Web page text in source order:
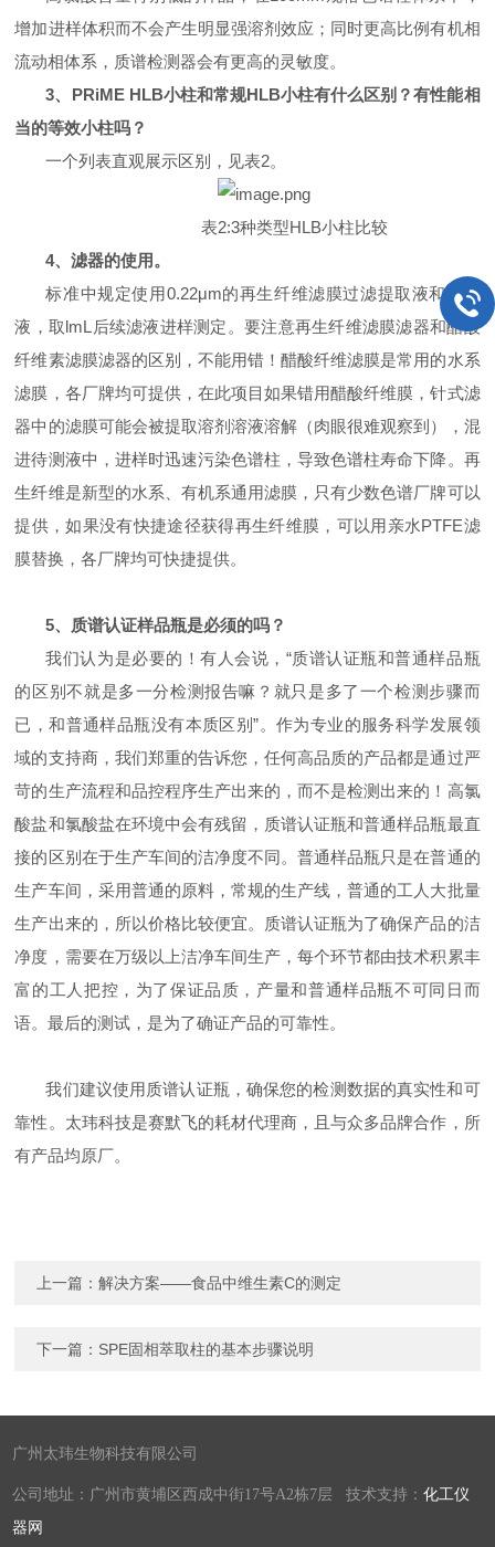
增加进样体积而不会产生明显强溶剂效应；同时更高比例有机相
流动相体系，质谱检测器会有更高的灵敏度。
3、PRiME HLB小柱和常规HLB小柱有什么区别？有性能相
当的等效小柱吗？
一个列表直观展示区别，见表2。
表2:3种类型HLB小柱比较
4、滤器的使用。
标准中规定使用0.22μm的再生纤维滤膜过滤提取液和净化
液，取lmL后续滤液进样测定。要注意再生纤维滤膜滤器和醋酸
纤维素滤膜滤器的区别，不能用错！醋酸纤维滤膜是常用的水系
滤膜，各厂牌均可提供，在此项目如果错用醋酸纤维膜，针式滤
器中的滤膜可能会被提取溶剂溶液溶解（肉眼很难观察到），混
进待测液中，进样时迅速污染色谱柱，导致色谱柱寿命下降。再
生纤维是新型的水系、有机系通用滤膜，只有少数色谱厂牌可以
提供，如果没有快捷途径获得再生纤维膜，可以用亲水PTFE滤
膜替换，各厂牌均可快捷提供。
5、质谱认证样品瓶是必须的吗？
我们认为是必要的！有人会说，“质谱认证瓶和普通样品瓶
的区别不就是多一分检测报告嘛？就只是多了一个检测步骤而
已，和普通样品瓶没有本质区别”。作为专业的服务科学发展领
域的支持商，我们郑重的告诉您，任何高品质的产品都是通过严
苛的生产流程和品控程序生产出来的，而不是检测出来的！高氯
酸盐和氯酸盐在环境中会有残留，质谱认证瓶和普通样品瓶最直
接的区别在于生产车间的洁净度不同。普通样品瓶只是在普通的
生产车间，采用普通的原料，常规的生产线，普通的工人大批量
生产出来的，所以价格比较便宜。质谱认证瓶为了确保产品的洁
净度，需要在万级以上洁净车间生产，每个环节都由技术积累丰
富的工人把控，为了保证品质，产量和普通样品瓶不可同日而
语。最后的测试，是为了确证产品的可靠性。
我们建议使用质谱认证瓶，确保您的检测数据的真实性和可
靠性。太玮科技是赛默飞的耗材代理商，且与众多品牌合作，所
有产品均原厂。
上一篇：解决方案——食品中维生素C的测定
下一篇： SPE固相萃取柱的基本步骤说明
广州太玮生物科技有限公司
公司地址：广州市黄埔区西成中街17号A2栋7层 技术支持：化工仪
器网